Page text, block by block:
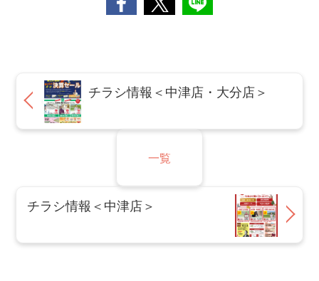
チラシ情報＜中津店・大分店＞
一覧
チラシ情報＜中津店＞